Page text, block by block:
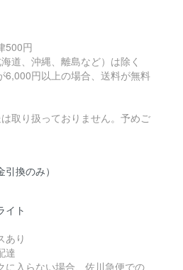
500円
道、沖縄、離島など）は除く
6,000円以上の場合、送料が無料
取り扱っておりません。予めご
換のみ）
イト
あり
達
に入らない場合、佐川急便での